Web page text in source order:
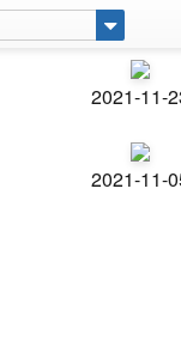
2021-11-
2021-11-